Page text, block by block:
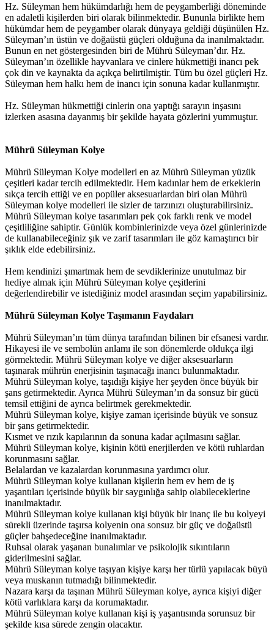
Hz. Süleyman hem hükümdarlığı hem de peygamberliği döneminde
en adaletli kişilerden biri olarak bilinmektedir. Bununla birlikte hem
hükümdar hem de peygamber olarak dünyaya geldiği düşünülen Hz.
Süleyman’ın üstün ve doğaüstü güçleri olduğuna da inanılmaktadır.
Bunun en net göstergesinden biri de Mührü Süleyman’dır. Hz.
Süleyman’ın özellikle hayvanlara ve cinlere hükmettiği inancı pek
çok din ve kaynakta da açıkça belirtilmiştir. Tüm bu özel güçleri Hz.
Süleyman hem halkı hem de inancı için sonuna kadar kullanmıştır.
Hz. Süleyman hükmettiği cinlerin ona yaptığı sarayın inşasını
izlerken asasına dayanmış bir şekilde hayata gözlerini yummuştur.
Mührü Süleyman Kolye
Mührü Süleyman Kolye modelleri en az Mührü Süleyman yüzük
çeşitleri kadar tercih edilmektedir. Hem kadınlar hem de erkeklerin
sıkça tercih ettiği ve en popüler aksesuarlardan biri olan Mührü
Süleyman kolye modelleri ile sizler de tarzınızı oluşturabilirsiniz.
Mührü Süleyman kolye tasarımları pek çok farklı renk ve model
çeşitliliğine sahiptir. Günlük kombinlerinizde veya özel günlerinizde
de kullanabileceğiniz şık ve zarif tasarımları ile göz kamaştırıcı bir
şıklık elde edebilirsiniz.
Hem kendinizi şımartmak hem de sevdiklerinize unutulmaz bir
hediye almak için Mührü Süleyman kolye çeşitlerini
değerlendirebilir ve istediğiniz model arasından seçim yapabilirsiniz.
Mührü Süleyman Kolye Taşımanın Faydaları
Mührü Süleyman’ın tüm dünya tarafından bilinen bir efsanesi vardır.
Hikayesi ile ve sembolün anlamı ile son dönemlerde oldukça ilgi
görmektedir. Mührü Süleyman kolye ve diğer aksesuarların
taşınarak mührün enerjisinin taşınacağı inancı bulunmaktadır.
Mührü Süleyman kolye, taşıdığı kişiye her şeyden önce büyük bir
şans getirmektedir. Ayrıca Mührü Süleyman’ın da sonsuz bir gücü
temsil ettiğini de ayrıca belirtmek gerekmektedir.
Mührü Süleyman kolye, kişiye zaman içerisinde büyük ve sonsuz
bir şans getirmektedir.
Kısmet ve rızık kapılarının da sonuna kadar açılmasını sağlar.
Mührü Süleyman kolye, kişinin kötü enerjilerden ve kötü ruhlardan
korunmasını sağlar.
Belalardan ve kazalardan korunmasına yardımcı olur.
Mührü Süleyman kolye kullanan kişilerin hem ev hem de iş
yaşantıları içerisinde büyük bir saygınlığa sahip olabileceklerine
inanılmaktadır.
Mührü Süleyman kolye kullanan kişi büyük bir inanç ile bu kolyeyi
sürekli üzerinde taşırsa kolyenin ona sonsuz bir güç ve doğaüstü
güçler bahşedeceğine inanılmaktadır.
Ruhsal olarak yaşanan bunalımlar ve psikolojik sıkıntıların
giderilmesini sağlar.
Mührü Süleyman kolye taşıyan kişiye karşı her türlü yapılacak büyü
veya muskanın tutmadığı bilinmektedir.
Nazara karşı da taşınan Mührü Süleyman kolye, ayrıca kişiyi diğer
kötü varlıklara karşı da korumaktadır.
Mührü Süleyman kolye kullanan kişi iş yaşantısında sorunsuz bir
şekilde kısa sürede zengin olacaktır.